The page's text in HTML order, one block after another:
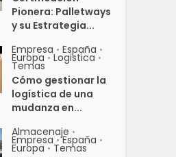
Pionera: Palletways
y su Estrategia...
Empresa • España •
Europa • Logistica •
Temas
Cómo gestionar la
logística de una
mudanza en...
Almacenaje •
Empresa • España •
Europa • Temas